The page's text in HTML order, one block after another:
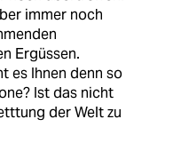
immer noch
Ergüssen.
es Ihnen denn so
Ist das nicht
der Welt zu